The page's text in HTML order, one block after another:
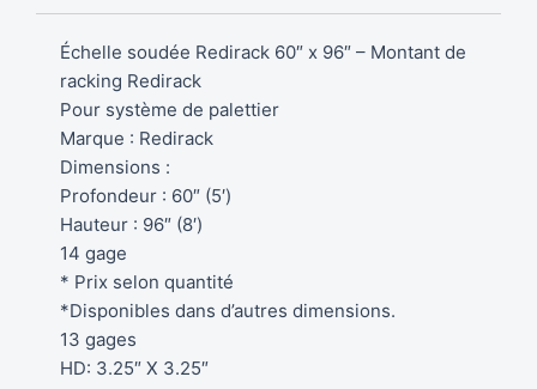
Échelle soudée Redirack 60″ x 96″ – Montant de
racking Redirack
Pour système de palettier
Marque : Redirack
Dimensions :
Profondeur : 60″ (5′)
Hauteur : 96″ (8′)
14 gage
* Prix selon quantité
*Disponibles dans d’autres dimensions.
13 gages
HD: 3.25″ X 3.25″